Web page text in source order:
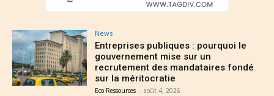
News
Entreprises publiques : pourquoi le
gouvernement mise sur un
recrutement des mandataires fondé
sur la méritocratie
Eco Ressources - août 4, 2026